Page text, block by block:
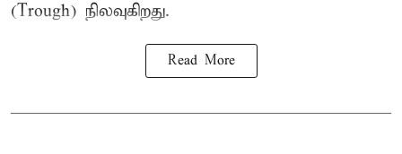
(Trough) நிலவுகிறது.
Read More